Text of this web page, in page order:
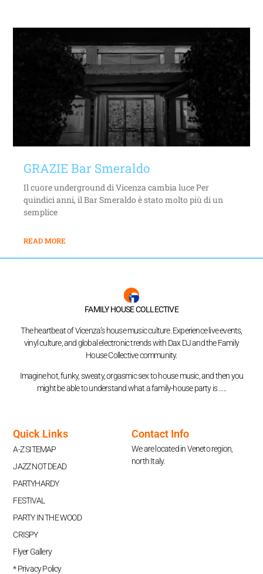
GRAZIE Bar Smeraldo
Il cuore underground di Vicenza cambia luce Per
quindici anni, il Bar Smeraldo è stato molto più di un
semplice
READ MORE
FAMILY HOUSE COLLECTIVE
The heartbeat of Vicenza’s house music culture. Experience live events,
vinyl culture, and global electronic trends with Dax DJ and the Family
House Collective community.
Imagine hot, funky, sweaty, orgasmic sex to house music, and then you
might be able to understand what a family-house party is …..
Quick Links
A-Z SITEMAP
JAZZ NOT DEAD
PARTYHARDY
FESTIVAL
PARTY IN THE WOOD
CRISPY
Flyer Gallery
* Privacy Policy
Contact Info
We are located in Veneto region,
north Italy.